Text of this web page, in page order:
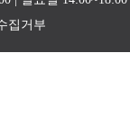
집거부